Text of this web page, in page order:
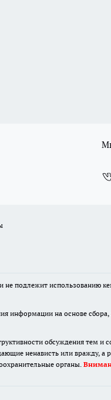
не подлежит использованию
на основе сбора,
обсуждения тем и
ненависть или вражду, а
органы.